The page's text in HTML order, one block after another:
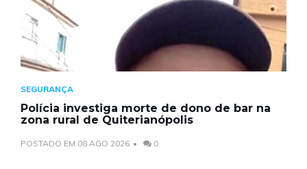
SEGURANÇA
Polícia investiga morte de dono de bar na
zona rural de Quiterianópolis
POSTADO EM 08 AGO 2026 0